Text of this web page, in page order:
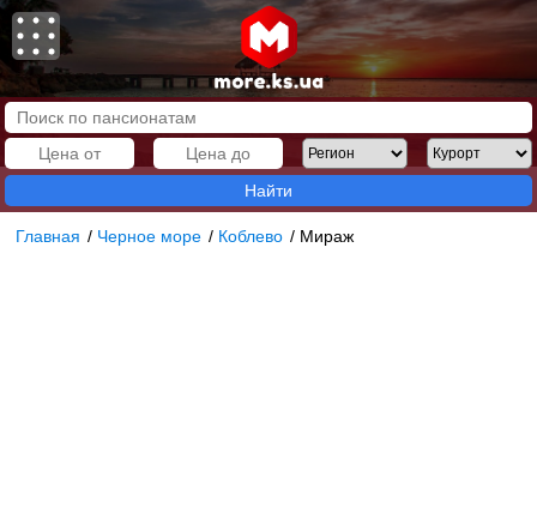
Найти
Главная / Черное море / Коблево / Мираж